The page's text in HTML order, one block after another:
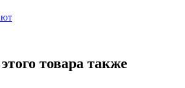
товара также